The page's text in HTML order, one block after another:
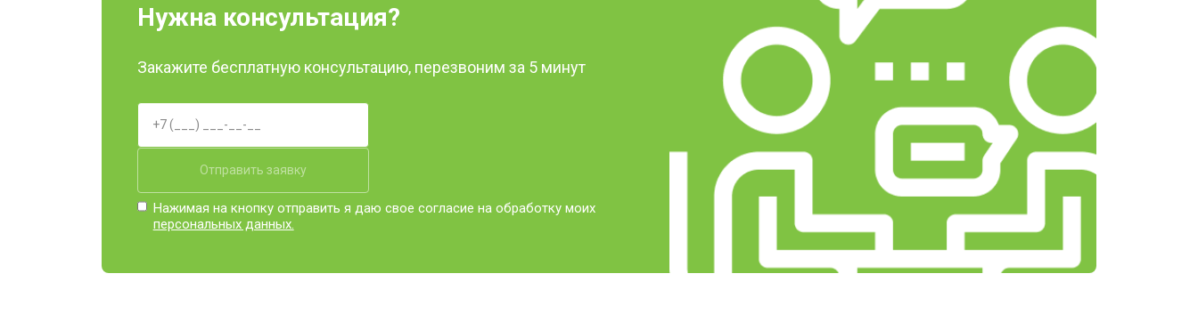
Нужна консультация?
Закажите бесплатную консультацию, перезвоним за 5 минут
Отправить заявку
Нажимая на кнопку отправить я даю свое согласие на обработку моих
персональных данных.